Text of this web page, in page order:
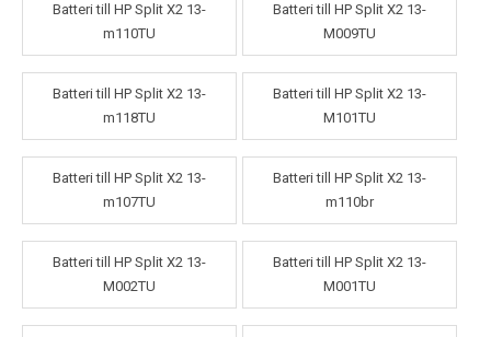
Batteri till HP Split X2 13-
m110TU
Batteri till HP Split X2 13-
M009TU
Batteri till HP Split X2 13-
m118TU
Batteri till HP Split X2 13-
M101TU
Batteri till HP Split X2 13-
m107TU
Batteri till HP Split X2 13-
m110br
Batteri till HP Split X2 13-
M002TU
Batteri till HP Split X2 13-
M001TU